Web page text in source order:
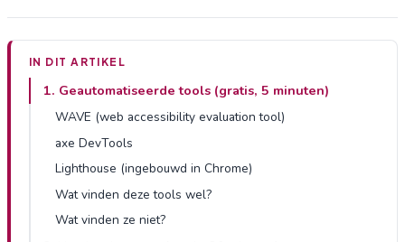
IN DIT ARTIKEL
1. Geautomatiseerde tools (gratis, 5 minuten)
WAVE (web accessibility evaluation tool)
axe DevTools
Lighthouse (ingebouwd in Chrome)
Wat vinden deze tools wel?
Wat vinden ze niet?